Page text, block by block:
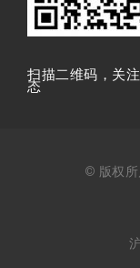
扫描⼆维码，关
态
© 版权所